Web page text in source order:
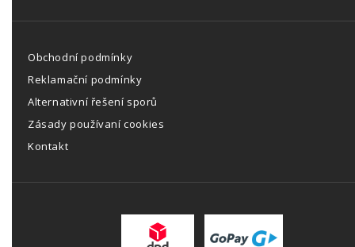
Obchodní podmínky
Reklamační podmínky
Alternativní řešení sporů
Zásady používaní cookies
Kontakt